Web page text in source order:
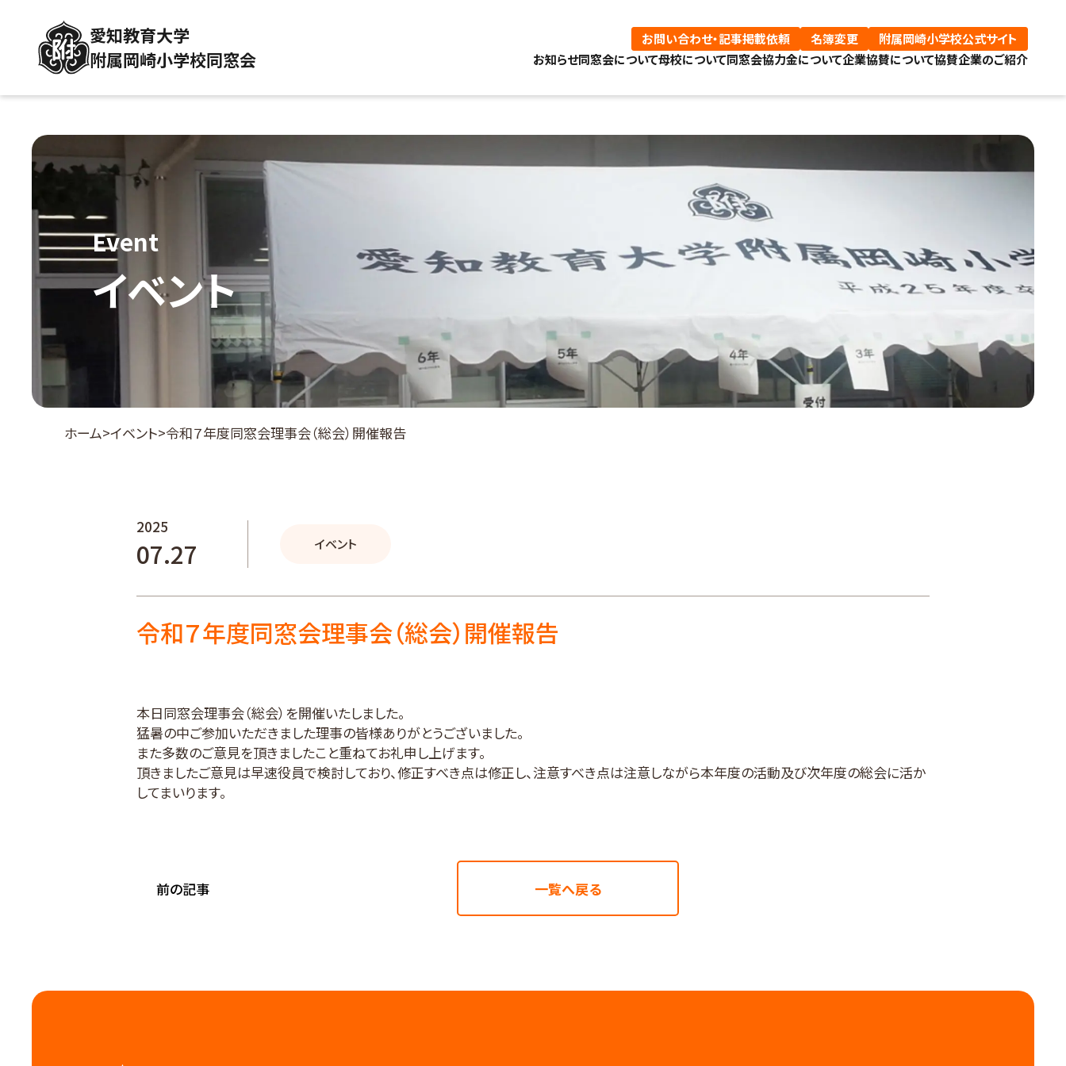
愛知教育大学
附属岡崎小学校同窓会
お問い合わせ・記事掲載依頼 名簿変更
附属岡崎小学校公式サイト
お知らせ同窓会について母校について同窓会協力金について企業協賛について協賛企業のご紹介
Event
イベント
ホーム イベント 令和７年度同窓会理事会（総会）開催報告
2025
07.27 イベント
令和７年度同窓会理事会（総会）開催報告
本日同窓会理事会（総会）を開催いたしました。
猛暑の中ご参加いただきました理事の皆様ありがとうございました。
また多数のご意見を頂きましたこと重ねてお礼申し上げます。
頂きましたご意見は早速役員で検討しており、修正すべき点は修正し、注意すべき点は注意しながら本年度の活動及び次年度の総会に活か
してまいります。
前の記事 一覧へ戻る